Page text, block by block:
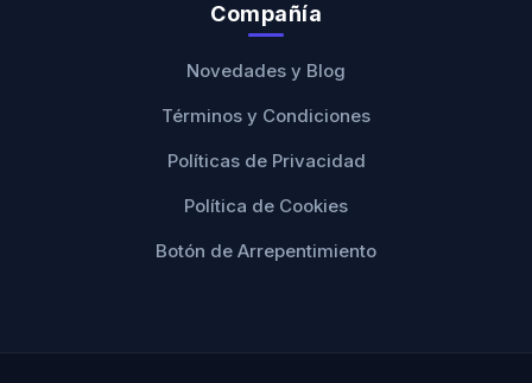
Compañía
Novedades y Blog
Términos y Condiciones
Políticas de Privacidad
Política de Cookies
Botón de Arrepentimiento